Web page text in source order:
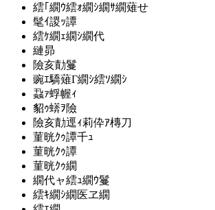
繧｢繝ｳ繧ｫ繝ｼ繝ｻ繝薙せ
髦ｲ謖ｯ譚
繧ｹ繝ｪ繝ｼ繝代
縺昴
險亥勣鬘
豌ｴ驕薙Γ繝ｼ繧ｿ繝ｼ
蝨ｧ蜉幄ｨ
貂ｩ蠎ｦ險
險亥勣逕ｨ莉伜ｱ槫刀
菫晄ｸｩ譚千ｭ
菫晄ｸｩ譚
菫晄ｸｩ繝
繝代ャ繧ｭ繝ｳ鬘
繧ｷ繝ｼ繝医ヱ繝